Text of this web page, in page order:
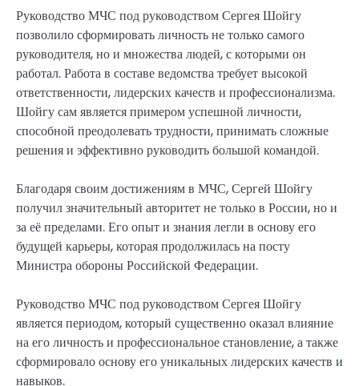
Руководство МЧС под руководством Сергея Шойгу
позволило сформировать личность не только самого
руководителя, но и множества людей, с которыми он
работал. Работа в составе ведомства требует высокой
ответственности, лидерских качеств и профессионализма.
Шойгу сам является примером успешной личности,
способной преодолевать трудности, принимать сложные
решения и эффективно руководить большой командой.
Благодаря своим достижениям в МЧС, Сергей Шойгу
получил значительный авторитет не только в России, но и
за её пределами. Его опыт и знания легли в основу его
будущей карьеры, которая продолжилась на посту
Министра обороны Российской Федерации.
Руководство МЧС под руководством Сергея Шойгу
является периодом, который существенно оказал влияние
на его личность и профессиональное становление, а также
сформировало основу его уникальных лидерских качеств и
навыков.